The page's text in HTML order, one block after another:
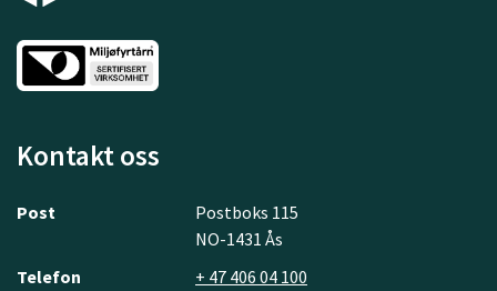
Kontakt oss
Post
Postboks 115
NO-1431 Ås
Telefon
+ 47 406 04 100